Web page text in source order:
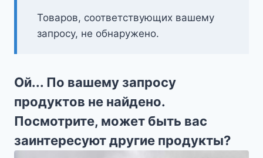
Товаров, соответствующих вашему
запросу, не обнаружено.
Ой... По вашему запросу
продуктов не найдено.
Посмотрите, может быть вас
заинтересуют другие продукты?